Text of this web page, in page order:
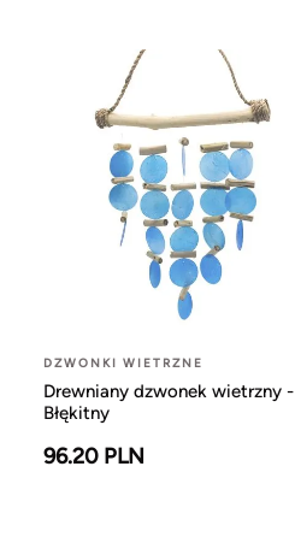
DZWONKI WIETRZNE
Drewniany dzwonek wietrzny -
Błękitny
96.20 PLN